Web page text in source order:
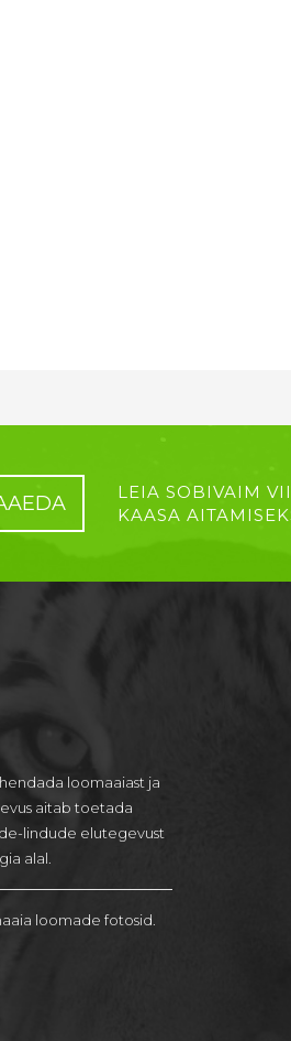
LEIA SOBIVAIM
KAASA
loomaaiast ja
aitab toetada
lindude elutegevust
alal.
loomade fotosid.